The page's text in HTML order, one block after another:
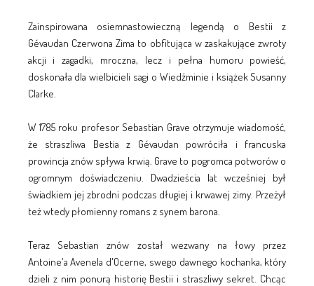
Zainspirowana osiemnastowieczną legendą o Bestii z
Gévaudan Czerwona Zima to obfitująca w zaskakujące zwroty
akcji i zagadki, mroczna, lecz i pełna humoru powieść,
doskonała dla wielbicieli sagi o Wiedźminie i książek Susanny
Clarke.
W 1785 roku profesor Sebastian Grave otrzymuje wiadomość,
że straszliwa Bestia z Gévaudan powróciła i francuska
prowincja znów spływa krwią. Grave to pogromca potworów o
ogromnym doświadczeniu. Dwadzieścia lat wcześniej był
świadkiem jej zbrodni podczas długiej i krwawej zimy. Przeżył
też wtedy płomienny romans z synem barona.
Teraz Sebastian znów został wezwany na łowy przez
Antoine'a Avenela d'Ocerne, swego dawnego kochanka, który
dzieli z nim ponurą historię Bestii i straszliwy sekret. Chcąc